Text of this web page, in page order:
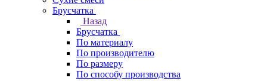
Брусчатка
Назад
Брусчатка
По материалу
По производителю
По размеру
По способу производства